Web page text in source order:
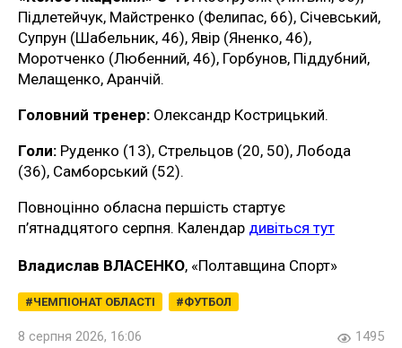
Підлетейчук, Майстренко (Фелипас, 66), Січевський,
Супрун (Шабельник, 46), Явір (Яненко, 46),
Моротченко (Любенний, 46), Горбунов, Піддубний,
Мелащенко, Аранчій.
Головний тренер: Олександр Кострицький.
Голи: Руденко (13), Стрельцов (20, 50), Лобода
(36), Самборський (52).
Повноцінно обласна першість стартує
п’ятнадцятого серпня. Календар дивіться тут
Владислав ВЛАСЕНКО, «Полтавщина Спорт»
ЧЕМПІОНАТ ОБЛАСТІ ФУТБОЛ
8 серпня 2026, 16:06 1495